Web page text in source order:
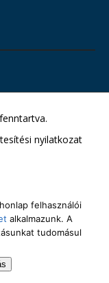
nyilatkozat
felhasználói
alkalmazunk. A
tudomásul